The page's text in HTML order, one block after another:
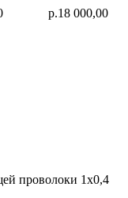
р.18 000,00